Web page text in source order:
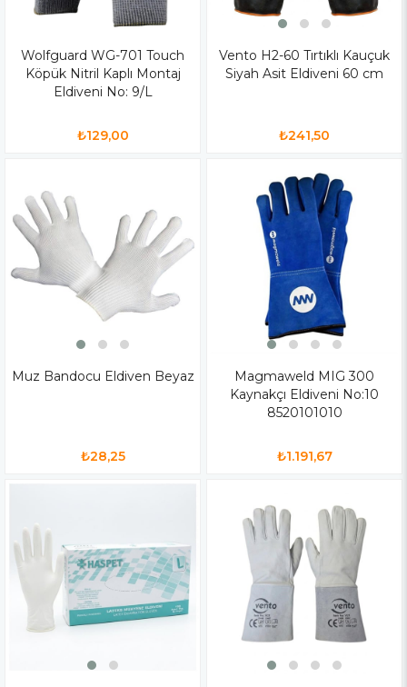
Wolfguard WG-701 Touch
Köpük Nitril Kaplı Montaj
Eldiveni No: 9/L
₺129,00
Vento H2-60 Tırtıklı Kauçuk
Siyah Asit Eldiveni 60 cm
₺241,50
Muz Bandocu Eldiven Beyaz
₺28,25
Magmaweld MIG 300
Kaynakçı Eldiveni No:10
8520101010
₺1.191,67